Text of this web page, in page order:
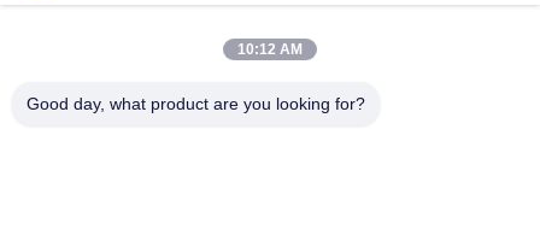
Ottenga il migliore prezzo
10:12 AM
Good day, what product are you looking for?